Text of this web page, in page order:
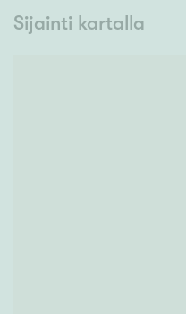
Sijainti kartalla